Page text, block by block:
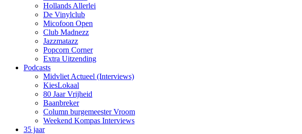
Hollands Allerlei
De Vinylclub
Micofoon Open
Club Madnezz
Jazzmatazz
Popcorn Corner
Extra Uitzending
Podcasts
Midvliet Actueel (Interviews)
KiesLokaal
80 Jaar Vrijheid
Baanbreker
Column burgemeester Vroom
Weekend Kompas Interviews
35 jaar